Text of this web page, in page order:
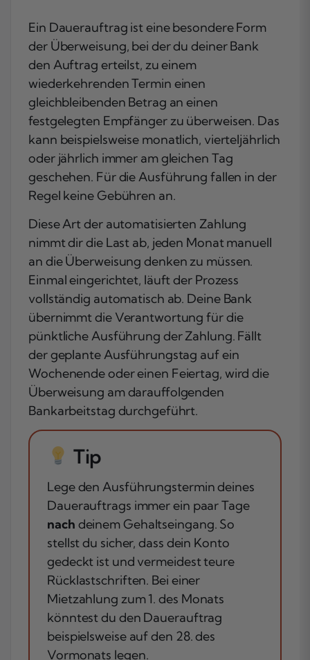
Ein Dauerauftrag ist eine besondere Form
der Überweisung, bei der du deiner Bank
den Auftrag erteilst, zu einem
wiederkehrenden Termin einen
gleichbleibenden Betrag an einen
festgelegten Empfänger zu überweisen. Das
kann beispielsweise monatlich, vierteljährlich
oder jährlich immer am gleichen Tag
geschehen. Für die Ausführung fallen in der
Regel keine Gebühren an.
Diese Art der automatisierten Zahlung
nimmt dir die Last ab, jeden Monat manuell
an die Überweisung denken zu müssen.
Einmal eingerichtet, läuft der Prozess
vollständig automatisch ab. Deine Bank
übernimmt die Verantwortung für die
pünktliche Ausführung der Zahlung. Fällt
der geplante Ausführungstag auf ein
Wochenende oder einen Feiertag, wird die
Überweisung am darauffolgenden
Bankarbeitstag durchgeführt.
Tip
Lege den Ausführungstermin deines
Dauerauftrags immer ein paar Tage
nach deinem Gehaltseingang. So
stellst du sicher, dass dein Konto
gedeckt ist und vermeidest teure
Rücklastschriften. Bei einer
Mietzahlung zum 1. des Monats
könntest du den Dauerauftrag
beispielsweise auf den 28. des
Vormonats legen.